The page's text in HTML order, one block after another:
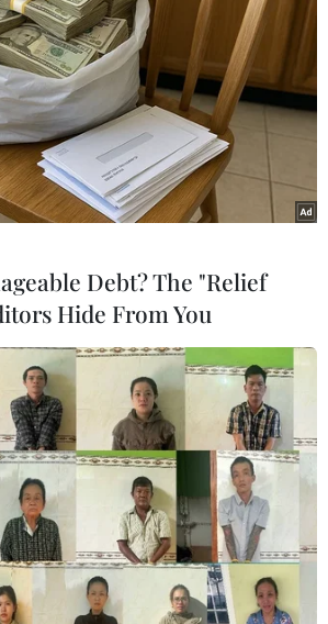
giao và Quan hệ Kinh tế Đối
định nếu nguồn cung năng
hoàn toàn, Hungary sẽ không
nguồn năng lượng thay thế.
tại nhà máy lọc dầu ở Szazhalombatta,
Hungary, khoảng 30km về phía nam,
5/5/2022. (Ảnh: AFP/TTXVN)
giao và Quan hệ Kinh tế Đối
Peter Szijjarto mới đây
Debt? The "Relief
Hide From You